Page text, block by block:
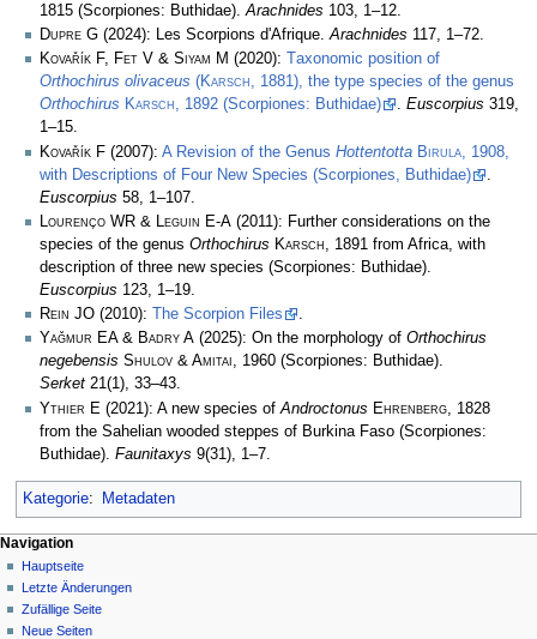
1815 (Scorpiones: Buthidae). Arachnides 103, 1­–12.
Dupre G (2024): Les Scorpions d'Afrique.Arachnides 117, 1–72.
Kovařík F, Fet V & Siyam M (2020):
Тaxonomic position of
Orthochirus olivaceus (Karsch, 1881), the type species of the genus
Orthochirus Karsch, 1892 (Scorpiones: Buthidae) . Euscorpius 319,
1–15.
Kovařík F (2007): A Revision of the Genus Hottentotta Birula , 1908,
with Descriptions of Four New Species (Scorpiones, Buthidae)
Euscorpius 58, 1–107.
Lourenço WR & Leguin E-A (2011): Further considerations on the
species of the genus Orthochirus Karsch, 1891 from Africa, with
description of three new species (Scorpiones: Buthidae).
Euscorpius 123, 1–19.
Rein JO (2010): The Scorpion Files
.
Yağmur EA & Badry A (2025): On the morphology of Orthochirus
negebensis Shulov & Amitai, 1960 (Scorpiones: Buthidae).
Serket 21(1), 33–43.
Ythier E (2021): A new species of Androctonus Ehrenberg , 1828
from the Sahelian wooded steppes of Burkina Faso (Scorpiones:
Buthidae). Faunitaxys 9(31), 1–7.
Kategorie: Metadaten
Navigation
Hauptseite
Letzte Änderungen
Zufällige Seite
Neue Seiten